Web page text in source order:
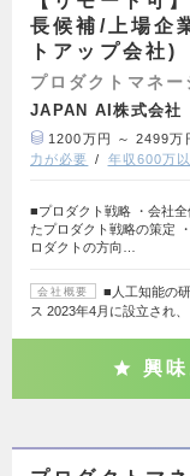
長候補/上場企
トアップ会社)
プロダクトマネー
JAPAN AI株式会社
1200万円 ～ 2499万
力が必要
年収600万
■プロダクト戦略 ・会社
たプロダクト戦略の策定
ロダクトの方向…
会社概要
■人工知能の
ス 2023年4月に設立され
興味